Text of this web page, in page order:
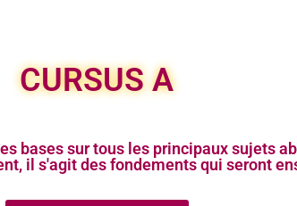
CURSUS A
bases sur tous les principaux sujets
il s'agit des fondements qui seront